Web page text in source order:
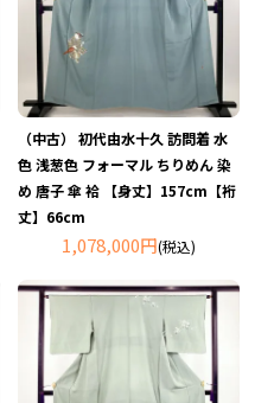
（中古） 初代由水十久 訪問着 水
色 浅葱色 フォーマル ちりめん 染
め 唐子 傘 袷 【身丈】157cm【裄
丈】66cm
1,078,000円(税込)